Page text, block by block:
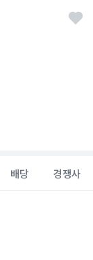
배당 경쟁사
from
from 6.19 to